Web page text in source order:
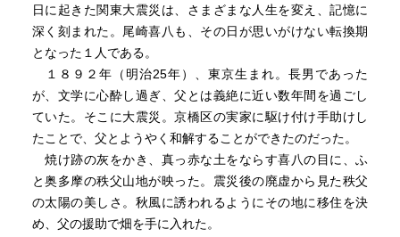
日に起きた関東大震災は、さまざまな人生を変え、記憶に
深く刻まれた。尾崎喜八も、その日が思いがけない転換期
となった１人である。
１８９２年（明治25年）、東京生まれ。長男であった
が、文学に心酔し過ぎ、父とは義絶に近い数年間を過ごし
ていた。そこに大震災。京橋区の実家に駆け付け手助けし
たことで、父とようやく和解することができたのだった。
焼け跡の灰をかき、真っ赤な土をならす喜八の目に、ふ
と奥多摩の秩父山地が映った。震災後の廃虚から見た秩父
の太陽の美しさ。秋風に誘われるようにその地に移住を決
め、父の援助で畑を手に入れた。